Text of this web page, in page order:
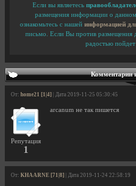
Если вы являетесь
размещения информации о
ознакомьтесь с нашей информацией
письмо. Если Вы против размещения
радостью
Комментарии
От: home21 [1|4] | Дата 2019-11-25 05:30:45
Репутация
1
arcanum не так пишется
От: KHAARNE [71|8] | Дата 2019-11-24 22:58:19